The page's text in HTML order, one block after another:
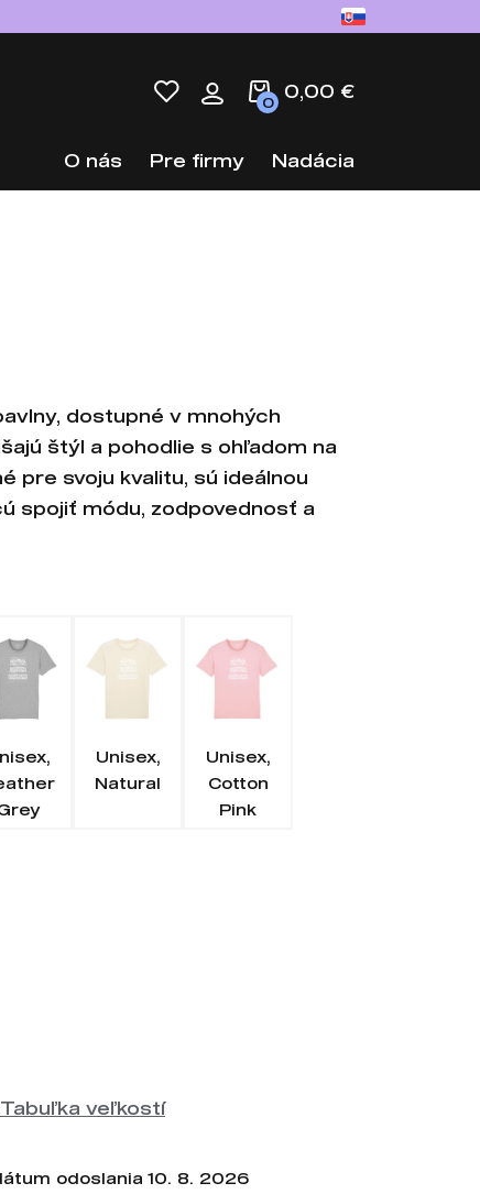
0
0,00 €
O nás Pre firmy Nadácia
dostupné v mnohých
štýl a pohodlie s ohľadom na
pre svoju kvalitu, sú ideálnou
spojiť módu, zodpovednosť a
Unisex,
Natural
Unisex,
Cotton
Pink
Tabuľka veľkostí
odoslania 10. 8. 2026